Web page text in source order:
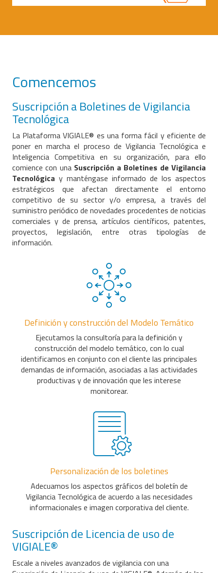
Comencemos
Suscripción a Boletines de Vigilancia
Tecnológica
La Plataforma VIGIALE® es una forma fácil y eficiente de
poner en marcha el proceso de Vigilancia Tecnológica e
Inteligencia Competitiva en su organización, para ello
comience con una Suscripción a Boletines de Vigilancia
Tecnológica y manténgase informado de los aspectos
estratégicos que afectan directamente el entorno
competitivo de su sector y/o empresa, a través del
suministro periódico de novedades procedentes de noticias
comerciales y de prensa, artículos científicos, patentes,
proyectos, legislación, entre otras tipologías de
información.
Definición y construcción del Modelo Temático
Ejecutamos la consultoría para la definición y
construcción del modelo temático, con lo cual
identificamos en conjunto con el cliente las principales
demandas de información, asociadas a las actividades
productivas y de innovación que les interese
monitorear.
Personalización de los boletines
Adecuamos los aspectos gráficos del boletín de
Vigilancia Tecnológica de acuerdo a las necesidades
informacionales e imagen corporativa del cliente.
Suscripción de Licencia de uso de
VIGIALE®
Escale a niveles avanzados de vigilancia con una